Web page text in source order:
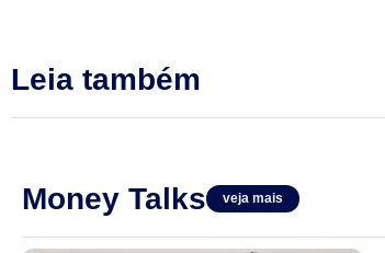
Leia também
Money Talks veja mais